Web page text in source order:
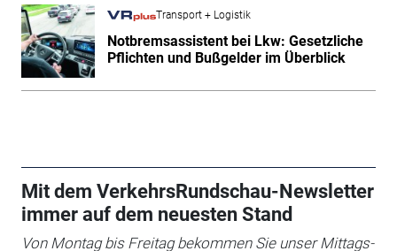
Transport + Logistik
Notbremsassistent bei Lkw: Gesetzliche
Pflichten und Bußgelder im Überblick
Mit dem VerkehrsRundschau-Newsletter
immer auf dem neuesten Stand
Von Montag bis Freitag bekommen Sie unser Mittags-